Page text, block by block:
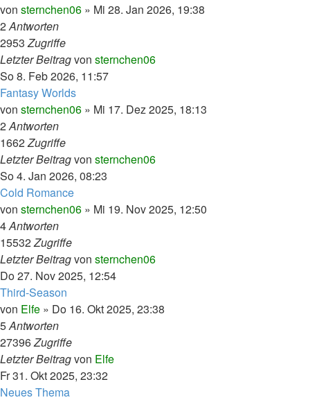
von sternchen06 » Mi 28. Jan 2026, 19:38
2Antworten
2953Zugriffe
Letzter Beitragvon sternchen06
So 8. Feb 2026, 11:57
Fantasy Worlds
von sternchen06 » Mi 17. Dez 2025, 18:13
2Antworten
1662Zugriffe
Letzter Beitragvon sternchen06
So 4. Jan 2026, 08:23
Cold Romance
von sternchen06 » Mi 19. Nov 2025, 12:50
4Antworten
15532Zugriffe
Letzter Beitragvon sternchen06
Do 27. Nov 2025, 12:54
Third-Season
von Elfe » Do 16. Okt 2025, 23:38
5Antworten
27396Zugriffe
Letzter Beitragvon Elfe
Fr 31. Okt 2025, 23:32
Neues Thema